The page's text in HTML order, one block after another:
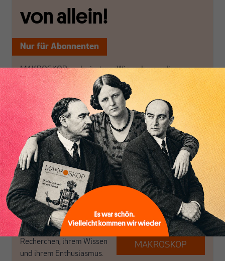
von allein!
Nur für Abonnenten
MAKROSKOP analysiert
wirtschaftspolitische
Themen aus einer
postkeynesianischen
Perspektive und ist damit
in Deutschland einzigartig.
MAKROSKOP steht für
das große Ganze. Wir
haben einen Blick auf
Geld, Wirtschaft und
Politik, den Sie so
woanders nicht finden.
Dabei leben wir von
unseren Autoren, ihren
Recherchen, ihrem Wissen
und ihrem Enthusiasmus.
Wir verlassen die
journalistische Filterblase,
in der sich viele
eingerichtet haben. Wir
öffnen Fenster und
bringen frische Luft in die
engen und verstaubten
Debattenräume.
Brauchen Sie auch frische
Luft? Dann folgen Sie
einfach dem Button.
ABONNIEREN SIE
MAKROSKOP